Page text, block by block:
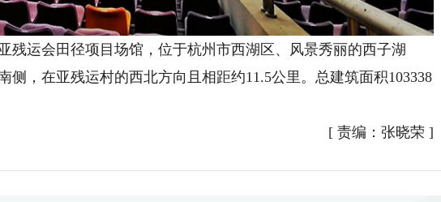
运会田径项目场馆，位于杭州市西湖区、风景秀丽的西子湖
侧，在亚残运村的西北方向且相距约11.5公里。总建筑面积103338
[ 责编：张晓荣]